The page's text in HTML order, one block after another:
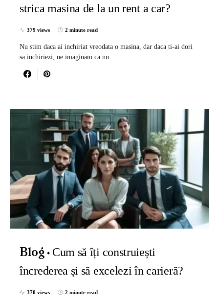
strica masina de la un rent a car?
379 views 2 minute read
Nu stim daca ai inchiriat vreodata o masina, dar daca ti-ai dori
sa inchiriezi, ne imaginam ca nu…
Blog
Cum să îți construiești
încrederea și să excelezi în carieră?
370 views 2 minute read